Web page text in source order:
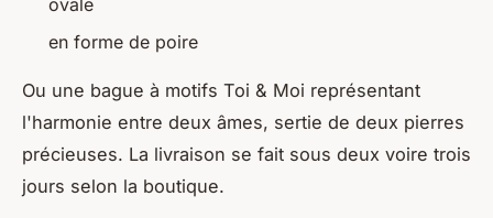
ovale
en forme de poire
Ou une bague à motifs Toi & Moi représentant
l'harmonie entre deux âmes, sertie de deux pierres
précieuses. La livraison se fait sous deux voire trois
jours selon la boutique.